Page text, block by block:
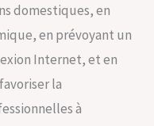
domestiques, en
en prévoyant un
Internet, et en
la
à